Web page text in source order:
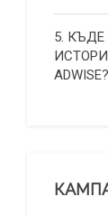
5.
ADWISE?